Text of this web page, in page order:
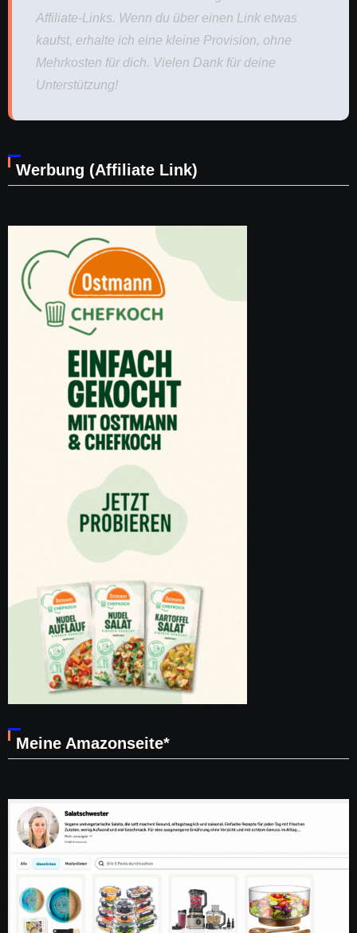
Affiliate-Links. Wenn du über einen Link etwas
kaufst, erhalte ich eine kleine Provision, ohne
Mehrkosten für dich. Vielen Dank für deine
Unterstützung!
Werbung (Affiliate Link)
Meine Amazonseite*